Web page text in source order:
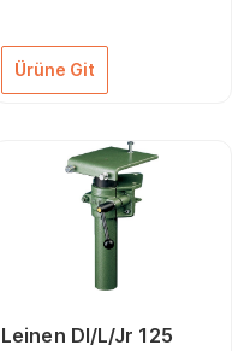
Ürüne Git
Leinen Dl/L/Jr 125